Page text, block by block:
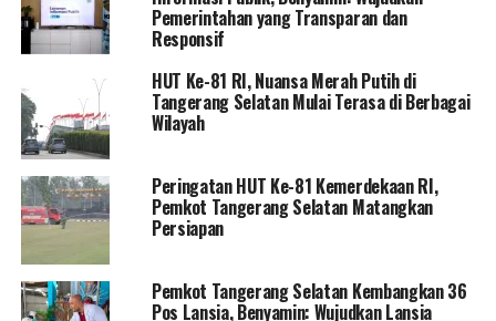
Pemerintahan yang Transparan dan
Responsif
HUT Ke-81 RI, Nuansa Merah Putih di
Tangerang Selatan Mulai Terasa di Berbagai
Wilayah
Peringatan HUT Ke-81 Kemerdekaan RI,
Pemkot Tangerang Selatan Matangkan
Persiapan
Pemkot Tangerang Selatan Kembangkan 36
Pos Lansia, Benyamin: Wujudkan Lansia